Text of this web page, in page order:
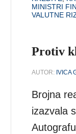
MINISTRI
VALUTNE
Protiv
AUTOR: IVICA
Brojna
izazvala